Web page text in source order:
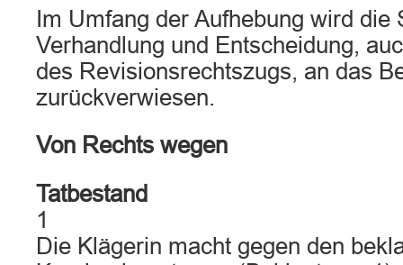
Im Umfang der Aufhebung wird die
Verhandlung und Entscheidung,
des Revisionsrechtszugs, an das
zurückverwiesen.
Von Rechts wegen
Tatbestand
1
Die Klägerin macht gegen den